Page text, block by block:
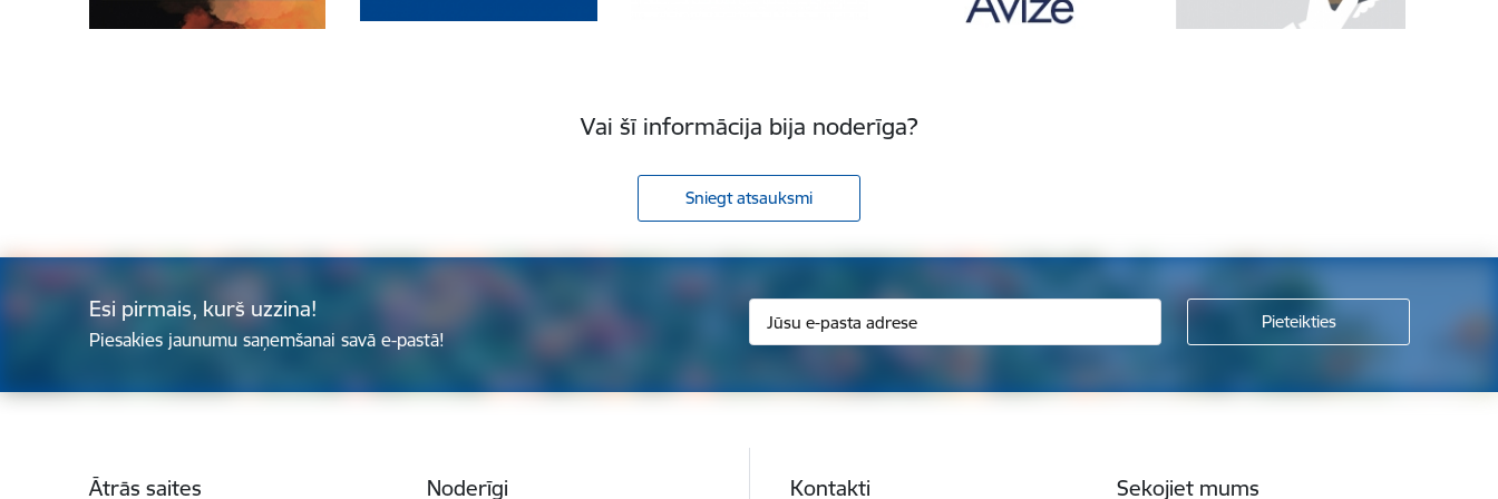
Vai šī informācija bija noderīga?
Sniegt atsauksmi
Esi pirmais, kurš uzzina!
Piesakies jaunumu saņemšanai savā e-pastā!
Ātrās saites Noderīgi Kontakti Sekojiet mums